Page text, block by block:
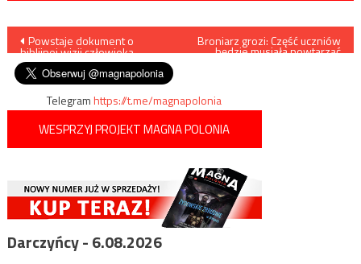
Nawigacja
wpisu
Powstaje dokument o
biblijnej wizji człowieka
Broniarz grozi: Część uczniów
będzie musiała powtarzać
Telegramhttps://t.me/magnapolonia
WESPRZYJ PROJEKT MAGNA POLONIA
Darczyńcy - 6.08.2026